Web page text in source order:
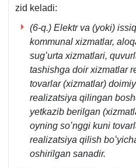
zid keladi:
(6-q.) Elektr va (yoki)
kommunal хizmatlar,
sugʻurta хizmatlari,
tashishga doir хizmatlar
tovarlar (хizmatlar)
realizatsiya qilingan
yetkazib berilgan
oyning soʻnggi kuni
realizatsiya qilish
oshirilgan sanadir.